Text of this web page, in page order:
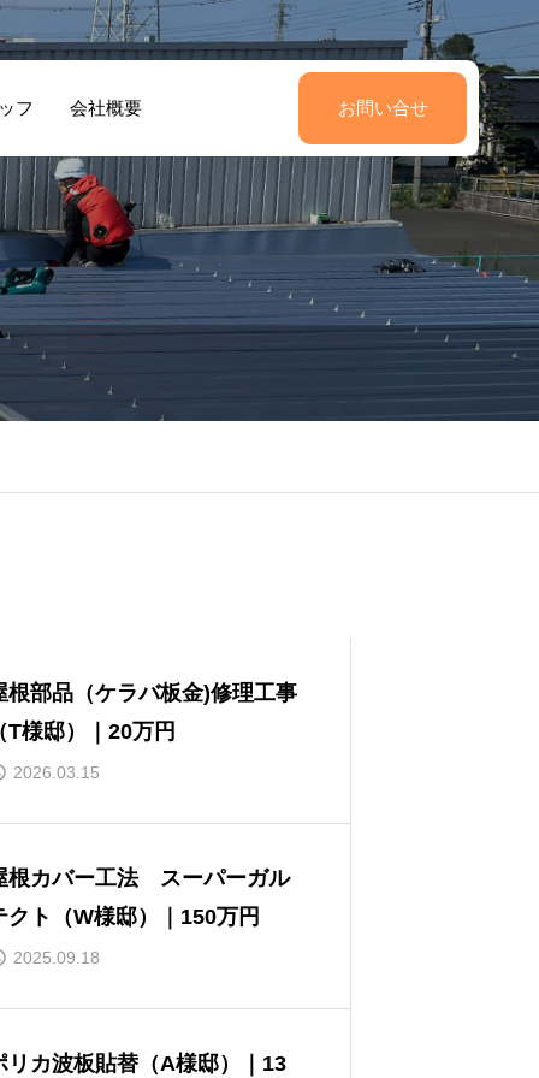
フ 会社概要 お問い合せ
でずれた棟瓦
工事 （Y様
｜6万 太田市
雨漏り修繕工事
（K様邸）｜12
万 伊勢崎連取
様の声3 お客様の声2
根部品（ケラバ板金)修理工事
T様邸）｜20万円
2026.03.15
根カバー工法 スーパーガル
クト（W様邸）｜150万円
2025.09.18
リカ波板貼替（A様邸）｜13